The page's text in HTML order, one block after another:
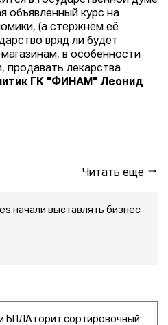
объявленный курс на
(а стержнем её
вряд ли будет
в особенности
продавать лекарства
ГК "ФИНАМ" Леонид
Читать еще
начали выставлять бизнес
БПЛА горит сортировочный